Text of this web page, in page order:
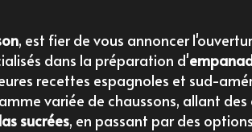
, est fier de vous annoncer
dans la préparation d'
recettes espagnoles et sud-
variée de chaussons, allant des
sucrées, en passant par des options